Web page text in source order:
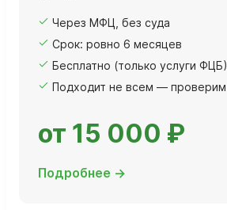
Через МФЦ, без суда
Срок: ровно 6 месяцев
Бесплатно (только услуги ФЦБ)
Подходит не всем — проверим
от 15 000 ₽
Подробнее →